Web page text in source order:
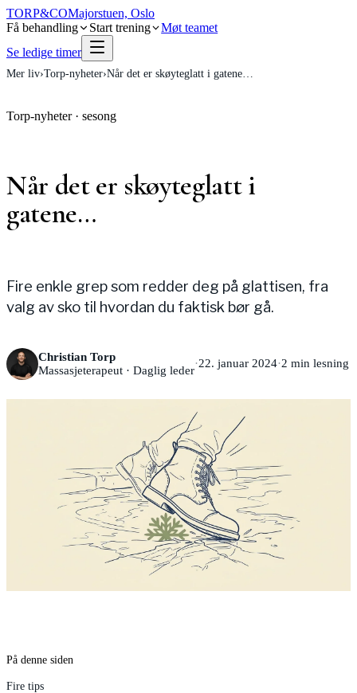
TORP&COMajorstuen, Oslo
Få behandling
Start trening
Møt teamet
Se ledige timer
Mer liv›Torp-nyheter›Når det er skøyteglatt i gatene…
Torp-nyheter· sesong
Når det er skøyteglatt i
gatene…
Fire enkle grep som redder deg på glattisen, fra
valg av sko til hvordan du faktisk bør gå.
Christian Torp
Massasjeterapeut · Daglig leder
·22. januar 2024·2 min lesning
På denne siden
Fire tips